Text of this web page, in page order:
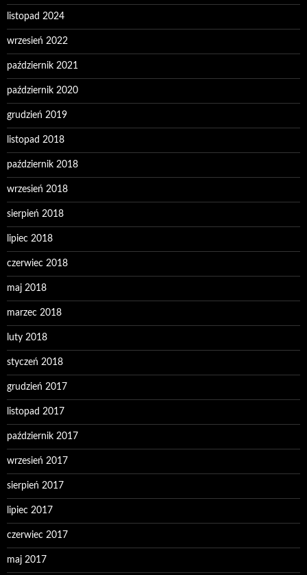
listopad 2024
wrzesień 2022
październik 2021
październik 2020
grudzień 2019
listopad 2018
październik 2018
wrzesień 2018
sierpień 2018
lipiec 2018
czerwiec 2018
maj 2018
marzec 2018
luty 2018
styczeń 2018
grudzień 2017
listopad 2017
październik 2017
wrzesień 2017
sierpień 2017
lipiec 2017
czerwiec 2017
maj 2017